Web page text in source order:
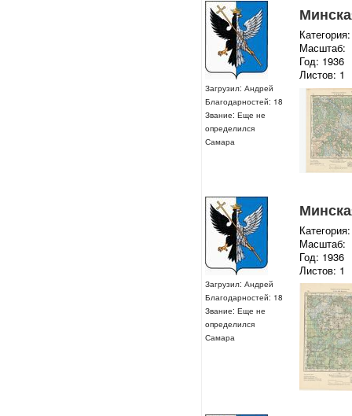
Загрузил: Андрей
Благодарностей: 18
Звание: Еще не
определился
Самара
Масштаб:
Год: 1936
Листов: 1
Загрузил: Андрей
Благодарностей: 18
Звание: Еще не
определился
Самара
Масштаб:
Год: 1936
Листов: 1